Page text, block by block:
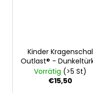
Kinder Kragenschal
Outlast® -
Vorrätig (>5 St)
€15,50